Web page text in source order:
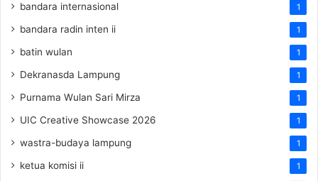
bandara internasional 1
bandara radin inten ii 1
batin wulan 1
Dekranasda Lampung 1
Purnama Wulan Sari Mirza 1
UIC Creative Showcase 2026 1
wastra-budaya lampung 1
ketua komisi ii 1